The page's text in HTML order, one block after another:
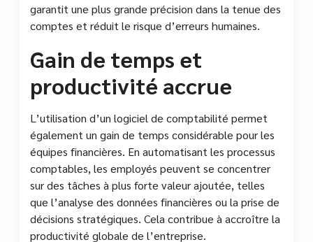
garantit une plus grande précision dans la tenue des
comptes et réduit le risque d’erreurs humaines.
Gain de temps et
productivité accrue
L’utilisation d’un logiciel de comptabilité permet
également un gain de temps considérable pour les
équipes financières. En automatisant les processus
comptables, les employés peuvent se concentrer
sur des tâches à plus forte valeur ajoutée, telles
que l’analyse des données financières ou la prise de
décisions stratégiques. Cela contribue à accroître la
productivité globale de l’entreprise.